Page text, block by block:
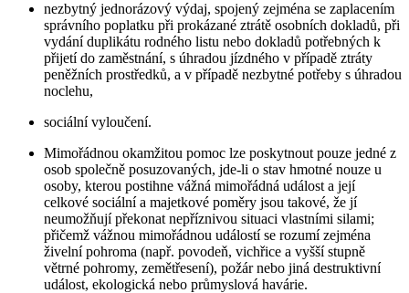
nezbytný jednorázový výdaj, spojený zejména se zaplacením
správního poplatku při prokázané ztrátě osobních dokladů, při
vydání duplikátu rodného listu nebo dokladů potřebných k
přijetí do zaměstnání, s úhradou jízdného v případě ztráty
peněžních prostředků, a v případě nezbytné potřeby s úhradou
noclehu,
sociální vyloučení.
Mimořádnou okamžitou pomoc lze poskytnout pouze jedné z
osob společně posuzovaných, jde-li o stav hmotné nouze u
osoby, kterou postihne vážná mimořádná událost a její
celkové sociální a majetkové poměry jsou takové, že jí
neumožňují překonat nepříznivou situaci vlastními silami;
přičemž vážnou mimořádnou událostí se rozumí zejména
živelní pohroma (např. povodeň, vichřice a vyšší stupně
větrné pohromy, zemětřesení), požár nebo jiná destruktivní
událost, ekologická nebo průmyslová havárie.